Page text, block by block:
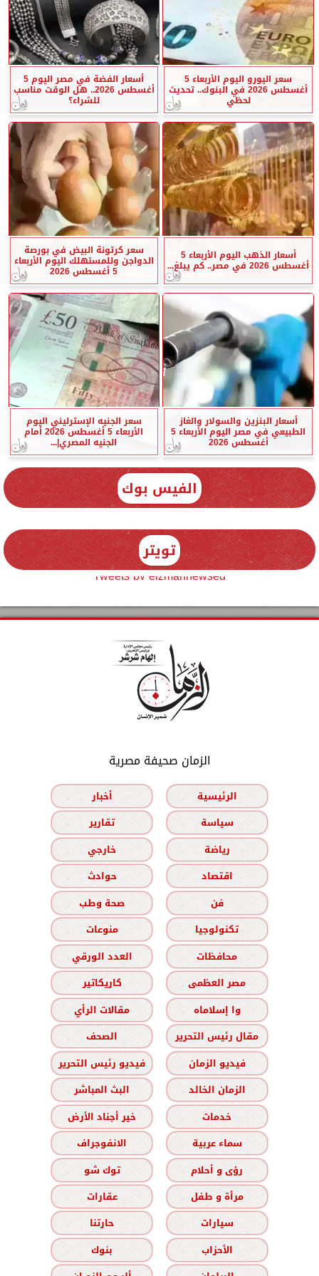
سعر اليورو اليوم الأربعاء 5
أغسطس 2026 في البنوك.. تحديث
لحظي
أسعار الفضة في مصر اليوم 5
أغسطس 2026.. هل الوقت مناسب
للشراء؟
أسعار الذهب اليوم الأربعاء 5
أغسطس 2026 في مصر.. كم يبلغ...
سعر كرتونة البيض في بورصة
الدواجن وللمستهلك اليوم الأربعاء
5 أغسطس 2026
أسعار البنزين والسولار والغاز
الطبيعي في مصر اليوم الأربعاء 5
أغسطس 2026
سعر الجنيه الإسترليني اليوم
الأربعاء 5 أغسطس 2026 أمام
الجنيه المصري|...
الفيس بوك
تويتر
Tweets by elzmannewseg
الزمان صحيفة مصرية
الرئيسية
أخبار
سياسة
تقارير
رياضة
خارجي
اقتصاد
حوادث
فن
صحة وطب
تكنولوجيا
منوعات
محافظات
العدد الورقي
مصر العظمى
كاريكاتير
وا إسلاماه
مقالات الرأي
مقال رئيس التحرير
الصحف
فيديو الزمان
فيديو رئيس التحرير
الزمان الخالد
البث المباشر
خدمات
خير أجناد الأرض
سماء عربية
الانفوجراف
رؤى و أحلام
توك شو
مرأة و طفل
عقارات
سيارات
حارتنا
الأحزاب
بنوك